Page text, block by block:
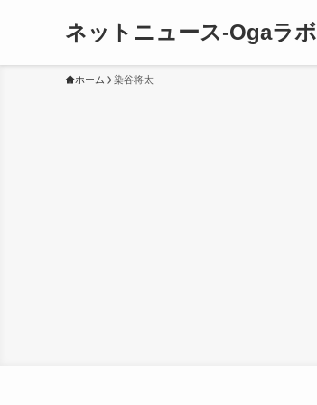
ネットニュース-Ogaラボ
ホーム 染谷将太